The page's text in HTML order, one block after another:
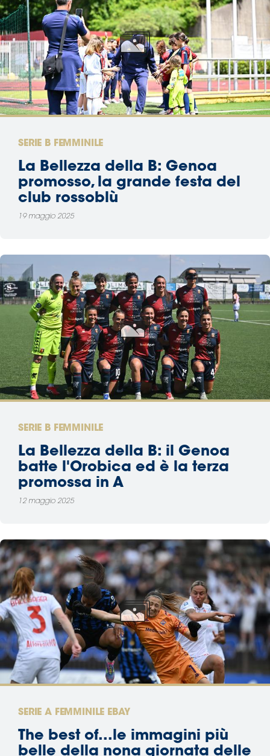
SERIE B FEMMINILE
La Bellezza della B: Genoa
promosso, la grande festa del
club rossoblù
19 maggio 2025
SERIE B FEMMINILE
La Bellezza della B: il Genoa
batte l'Orobica ed è la terza
promossa in A
12 maggio 2025
SERIE A FEMMINILE EBAY
The best of...le immagini più
belle della nona giornata delle